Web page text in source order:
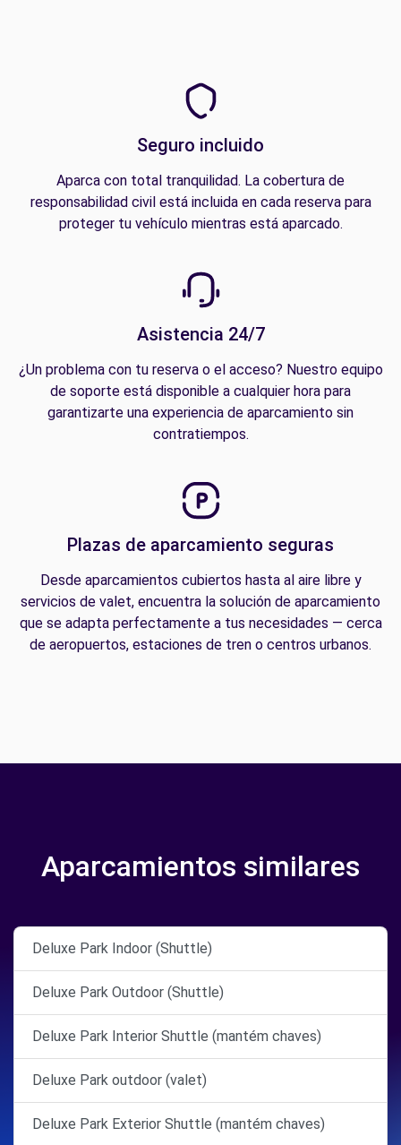
Seguro incluido
Aparca con total tranquilidad. La cobertura de
responsabilidad civil está incluida en cada reserva para
proteger tu vehículo mientras está aparcado.
Asistencia 24/7
¿Un problema con tu reserva o el acceso? Nuestro equipo
de soporte está disponible a cualquier hora para
garantizarte una experiencia de aparcamiento sin
contratiempos.
Plazas de aparcamiento seguras
Desde aparcamientos cubiertos hasta al aire libre y
servicios de valet, encuentra la solución de aparcamiento
que se adapta perfectamente a tus necesidades — cerca
de aeropuertos, estaciones de tren o centros urbanos.
Aparcamientos similares
Deluxe Park Indoor (Shuttle)
Deluxe Park Outdoor (Shuttle)
Deluxe Park Interior Shuttle (mantém chaves)
Deluxe Park outdoor (valet)
Deluxe Park Exterior Shuttle (mantém chaves)